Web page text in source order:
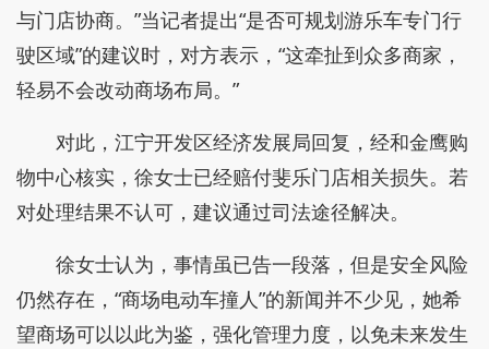
与门店协商。”当记者提出“是否可规划游乐车专门行
驶区域”的建议时，对方表示，“这牵扯到众多商家，
轻易不会改动商场布局。”
对此，江宁开发区经济发展局回复，经和金鹰购
物中心核实，徐女士已经赔付斐乐门店相关损失。若
对处理结果不认可，建议通过司法途径解决。
徐女士认为，事情虽已告一段落，但是安全风险
仍然存在，“商场电动车撞人”的新闻并不少见，她希
望商场可以以此为鉴，强化管理力度，以免未来发生